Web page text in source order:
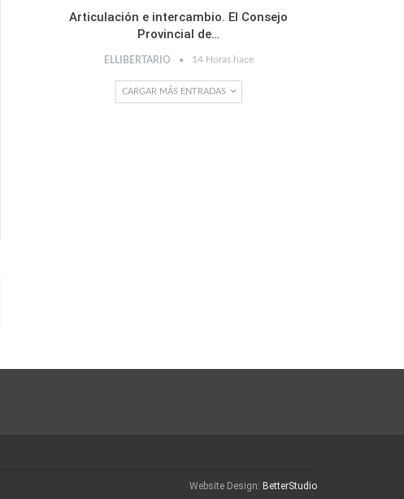
Articulación e intercambio. El Consejo
Provincial de…
ELLIBERTARIO 14 Horas hace
CARGAR MÁS ENTRADAS
Website Design: BetterStudio